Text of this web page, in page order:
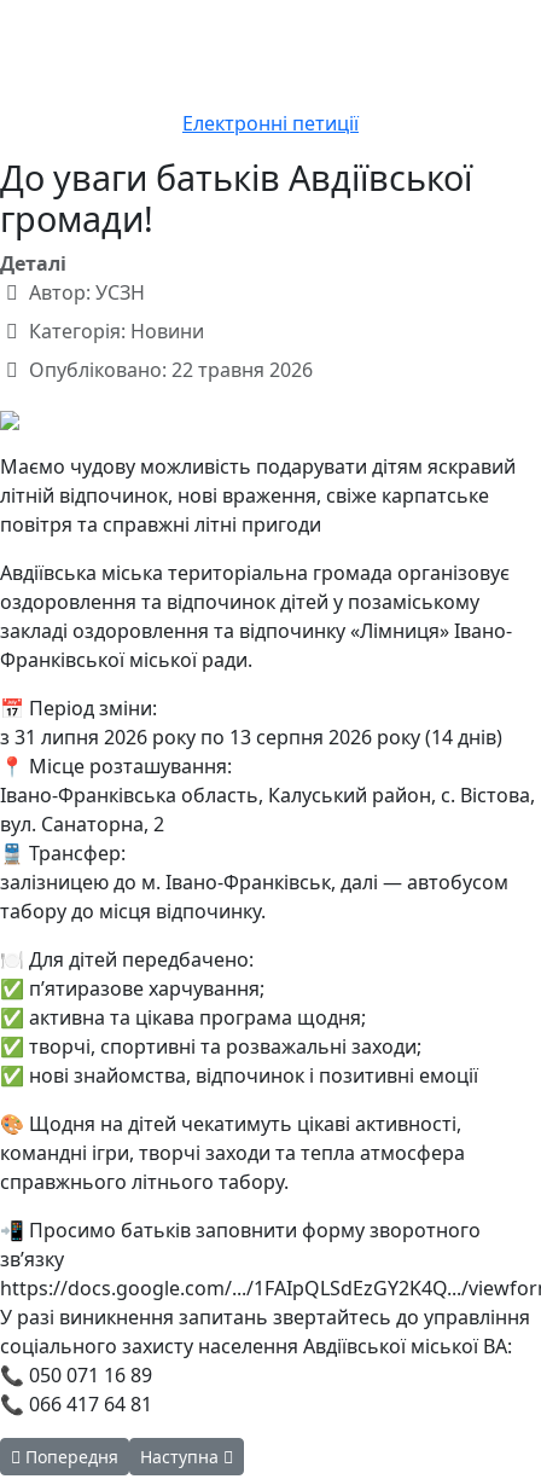
Електронні петиції
До уваги батьків Авдіївської
громади!
Деталі
Автор: УСЗН
Категорія: Новини
Опубліковано: 22 травня 2026
Маємо чудову можливість подарувати дітям яскравий
літній відпочинок, нові враження, свіже карпатське
повітря та справжні літні пригоди
Авдіївська міська територіальна громада організовує
оздоровлення та відпочинок дітей у позаміському
закладі оздоровлення та відпочинку «Лімниця» Івано-
Франківської міської ради.
📅 Період зміни:
з 31 липня 2026 року по 13 серпня 2026 року (14 днів)
📍 Місце розташування:
Івано-Франківська область, Калуський район, с. Вістова,
вул. Санаторна, 2
🚆 Трансфер:
залізницею до м. Івано-Франківськ, далі — автобусом
табору до місця відпочинку.
🍽 Для дітей передбачено:
✅ п’ятиразове харчування;
✅ активна та цікава програма щодня;
✅ творчі, спортивні та розважальні заходи;
✅ нові знайомства, відпочинок і позитивні емоції
🎨 Щодня на дітей чекатимуть цікаві активності,
командні ігри, творчі заходи та тепла атмосфера
справжнього літнього табору.
📲 Просимо батьків заповнити форму зворотного
зв’язку
https://docs.google.com/.../1FAIpQLSdEzGY2K4Q.../
У разі виникнення запитань звертайтесь до управління
соціального захисту населення Авдіївської міської ВА:
📞 050 071 16 89
📞 066 417 64 81
Попередня стаття: «Нескорені: історія звитяги поколінь»
Попередня Наступна стаття: Профорієнтаційна зустріч,
Наступна